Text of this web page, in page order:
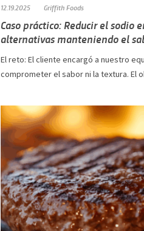
12.19.2025 Griffith Foods
Caso práctico: Reducir el sodio
alternativas manteniendo el
El reto: El cliente encargó a nuestro
comprometer el sabor ni la textura. El